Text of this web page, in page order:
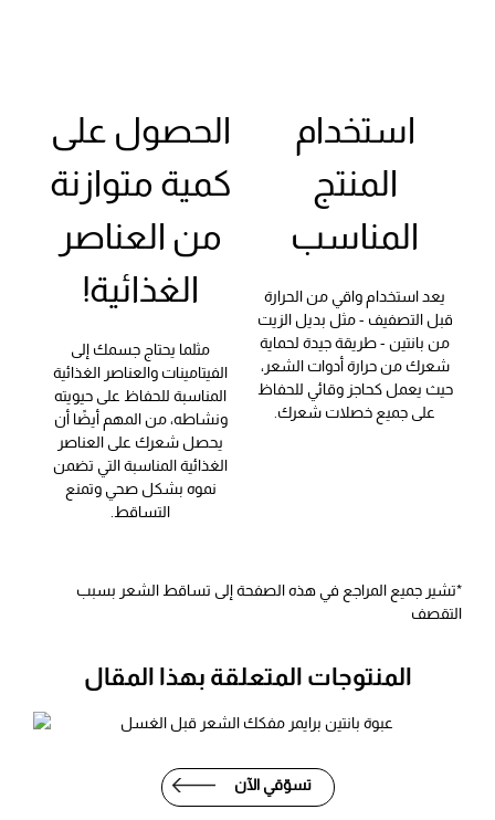
الحصول على
كمية متوازنة
من العناصر
الغذائية!
مثلما يحتاج جسمك إلى
الفيتامينات والعناصر الغذائية
المناسبة للحفاظ على حيويته
ونشاطه، من المهم أيضًا أن
يحصل شعرك على العناصر
الغذائية المناسبة التي تضمن
نموه بشكل صحي وتمنع
التساقط.
استخدام
المنتج
المناسب
يعد استخدام واقي من الحرارة
قبل التصفيف - مثل بديل الزيت
من بانتين - طريقة جيدة لحماية
شعرك من حرارة أدوات الشعر،
حيث يعمل كحاجز وقائي للحفاظ
على جميع خصلات شعرك.
*تشير جميع المراجع في هذه الصفحة إلى تساقط الشعر بسبب
التقصف
المنتوجات المتعلقة بهذا المقال
تسوّقي الآن